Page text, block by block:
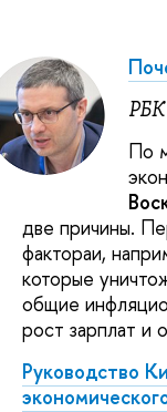
По
две причины.
фактораи,
которые
общие
рост зарплат и
Руководство